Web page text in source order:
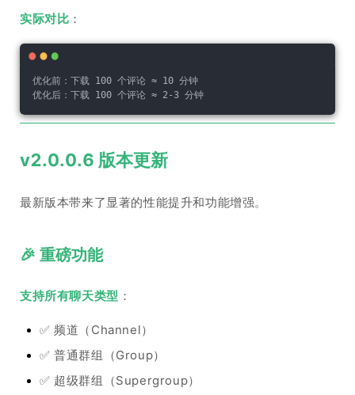
实际对比 ：
优化前：下载 100 个评论 ≈ 10 分钟
优化后：下载 100 个评论 ≈ 2-3 分钟
v2.0.0.6 版本更新
最新版本带来了显著的性能提升和功能增强。
🎉 重磅功能
支持所有聊天类型 ：
✅ 频道（Channel）
✅ 普通群组（Group）
✅ 超级群组（Supergroup）